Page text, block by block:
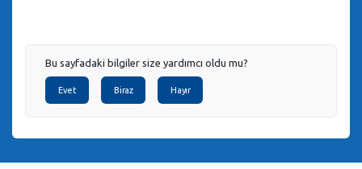
Bu sayfadaki bilgiler size yardımcı oldu mu?
Evet Biraz Hayır